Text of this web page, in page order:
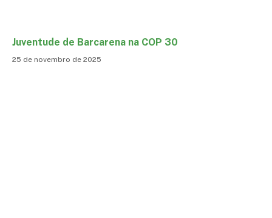
Juventude de Barcarena na COP 30
25 de novembro de 2025